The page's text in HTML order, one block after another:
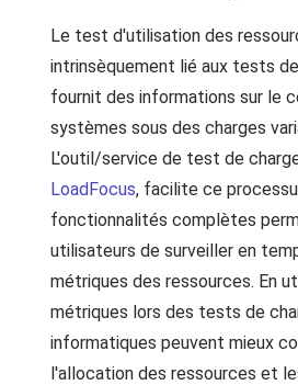
Le test d'utilisation des
intrinsèquement lié aux tests
fournit des informations sur le
systèmes sous des charges
L'outil/service de test de
LoadFocus, facilite ce
fonctionnalités complètes
utilisateurs de surveiller en
métriques des ressources. En
métriques lors des tests de
informatiques peuvent mieux
l'allocation des ressources et